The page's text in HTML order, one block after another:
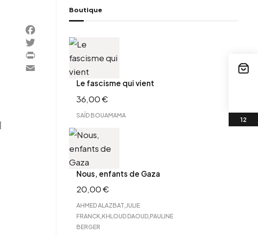
Facebook
Twitter
PrintFriendly
Email
Boutique
Le fascisme qui vient
36,00€
SAÏD BOUAMAMA
Nous, enfants de Gaza
20,00€
AHMED ALAZBAT JULIE
FRANCK KHLOUD DAOUD, PAULINE
BERGER